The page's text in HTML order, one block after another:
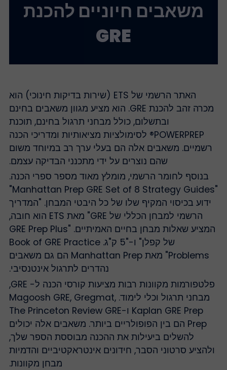
משאבים חיוניים להכנת
GRE
האתר הרשמי של ETS (שירות בדיקות חינוכי) הוא
מכרה זהב להכנת GRE. הוא מציע מגוון משאבים בחינם
ובתשלום, כולל מבחני תרגול בחינם, תוכנת
POWERPREP® לסימולציות מציאותיות ומדריכי הכנה
רשמיים. משאבים אלה הם בעלי ערך רב במיוחד משום
שהם נוצרים על ידי מתכנני הבדיקה עצמם.
בנוסף לחומר הרשמי, מומלץ מאוד מספר ספרי הכנה.
"Manhattan Prep GRE Set of 8 Strategy Guides"
ידוע בכיסוי המקיף שלו של כל היבטי המבחן. "המדריך
הרשמי למבחן הכללי של GRE" מאת ETS הוא חובה,
המציע שאלות מבחן בחיים האמיתיים. "GRE Prep Plus
של קפלן" ו-"5 ק"ג. Book of GRE Practice
Problems" מאת Manhattan Prep הם גם משאבים
נהדרים לתרגול אינטנסיבי.
פלטפורמות מקוונות רבות מציעות קורסי הכנה ל- GRE,
מבחני תרגול וכלי לימוד. Magoosh GRE, Gregmat,
Kaplan GRE Prep ו-The Princeton Review GRE
Prep הם בין הפופולריים ביותר. משאבים אלה יכולים
להשלים ביעילות את ההכנה מבוססת הספר שלך,
ולהציע סרטוני הסבר, חידונים אינטראקטיביים והדמיות
מבחן מקוונות.